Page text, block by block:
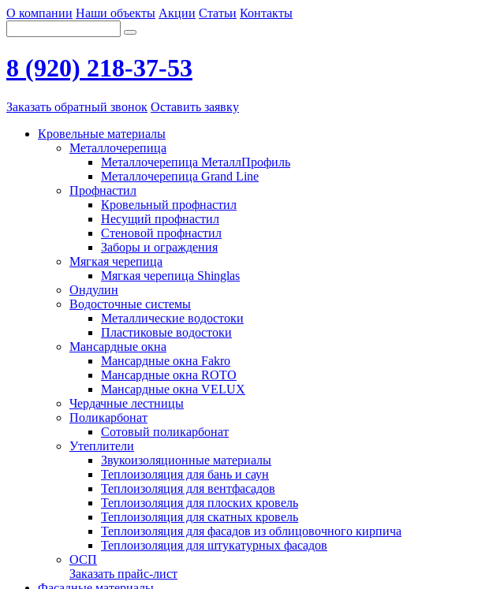
О компании Наши объекты Акции Статьи Контакты
8 (920) 218-37-53
Заказать обратный звонок Оставить заявку
Кровельные материалы
Металлочерепица
Металлочерепица МеталлПрофиль
Металлочерепица Grand Line
Профнастил
Кровельный профнастил
Несущий профнастил
Стеновой профнастил
Заборы и ограждения
Мягкая черепица
Мягкая черепица Shinglas
Ондулин
Водосточные системы
Металлические водостоки
Пластиковые водостоки
Мансардные окна
Мансардные окна Fakro
Мансардные окна ROTO
Мансардные окна VELUX
Чердачные лестницы
Поликарбонат
Сотовый поликарбонат
Утеплители
Звукоизоляционные материалы
Теплоизоляция для бань и саун
Теплоизоляция для вентфасадов
Теплоизоляция для плоских кровель
Теплоизоляция для скатных кровель
Теплоизоляция для фасадов из облицовочного кирпича
Теплоизоляция для штукатурных фасадов
ОСП
Заказать прайс-лист